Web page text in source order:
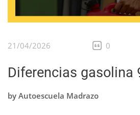
21/04/2026 0
Diferencias gasolina
by Autoescuela Madrazo